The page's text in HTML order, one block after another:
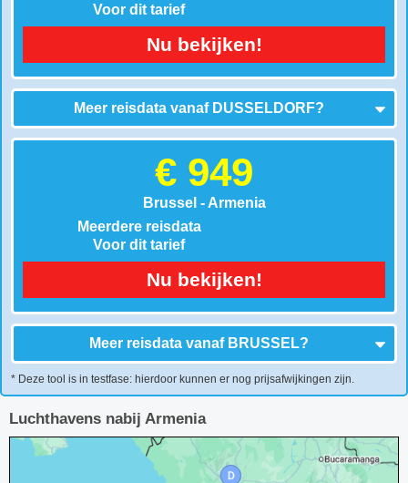
Voor dit tarief
Nu bekijken!
Meer reisdata vanaf DUSSELDORF?
€ 949
Brussel - Armenia
Meerdere reisdata
Voor dit tarief
Nu bekijken!
Meer reisdata vanaf BRUSSEL?
* Deze tool is in testfase: hierdoor kunnen er nog prijsafwijkingen zijn.
Luchthavens nabij Armenia